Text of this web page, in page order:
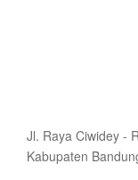
Jl. Raya Ciwidey -
Kabupaten